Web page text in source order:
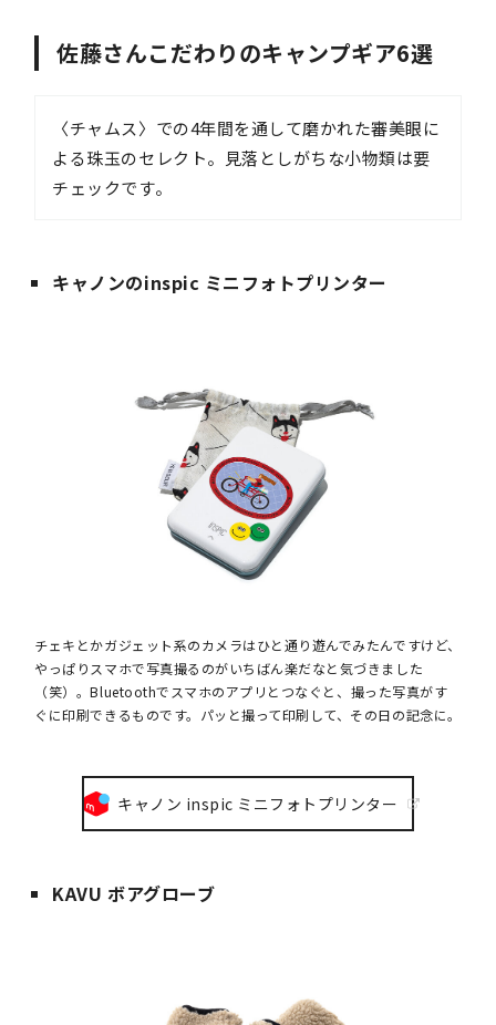
佐藤さんこだわりのキャンプギア6選
〈チャムス〉での4年間を通して磨かれた審美眼に
よる珠玉のセレクト。見落としがちな小物類は要
チェックです。
キャノンのinspic ミニフォトプリンター
チェキとかガジェット系のカメラはひと通り遊んでみたんですけど、
やっぱりスマホで写真撮るのがいちばん楽だなと気づきました
（笑）。Bluetoothでスマホのアプリとつなぐと、撮った写真がす
ぐに印刷できるものです。パッと撮って印刷して、その日の記念に。
キャノン inspic ミニフォトプリンター
KAVU ボアグローブ